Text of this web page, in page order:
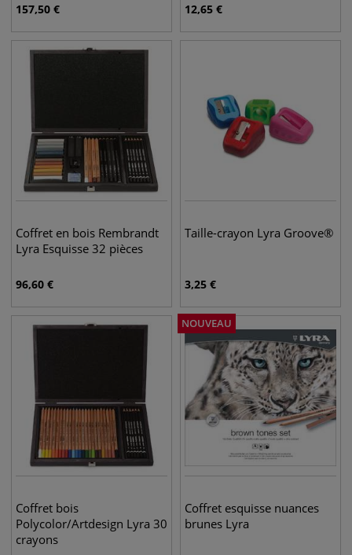
157,50 € 12,65 €
Coffret en bois Rembrandt
Lyra Esquisse 32 pièces
96,60 €
Taille-crayon Lyra Groove®
3,25 €
Coffret bois
Polycolor/Artdesign Lyra 30
crayons
NOUVEAU
Coffret esquisse nuances
brunes Lyra